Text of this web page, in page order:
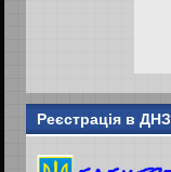
Реєстрація в ДНЗ